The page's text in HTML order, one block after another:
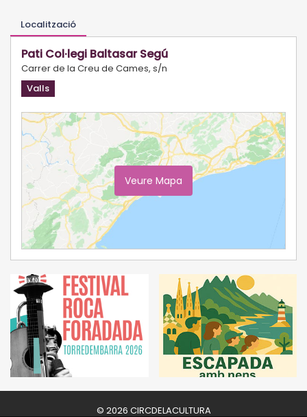
Localització
Pati Col·legi Baltasar Segú
Carrer de la Creu de Cames, s/n
Valls
Veure Mapa
© 2026 CIRCDELACULTURA